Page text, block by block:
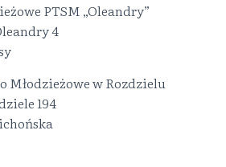
PTSM „Oleandry”
4
Młodzieżowe w Rozdzielu
194